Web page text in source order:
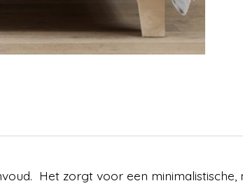
Het zorgt voor een